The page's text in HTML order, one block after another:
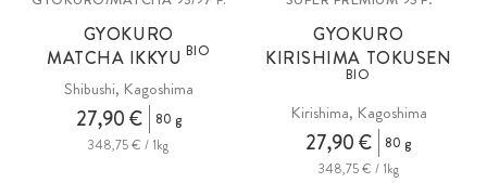
GYOKURO
MATCHA IKKYUBIO
Shibushi, Kagoshima
27,90 €
80 g
348,75 € / 1kg
GYOKURO
KIRISHIMA TOKUSEN
BIO
Kirishima, Kagoshima
27,90 €
80 g
348,75 € / 1kg